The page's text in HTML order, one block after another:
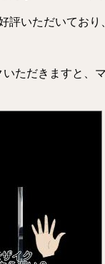
評いただいており
ただきますと、